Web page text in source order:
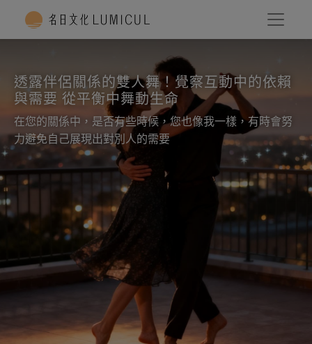
透露伴侶關係的雙人舞！覺察互動中的依賴
與需要 從平衡中舞動生命
在您的關係中，是否有些時候，您也像我一樣，有時會努
力避免自己展現出對別人的需要